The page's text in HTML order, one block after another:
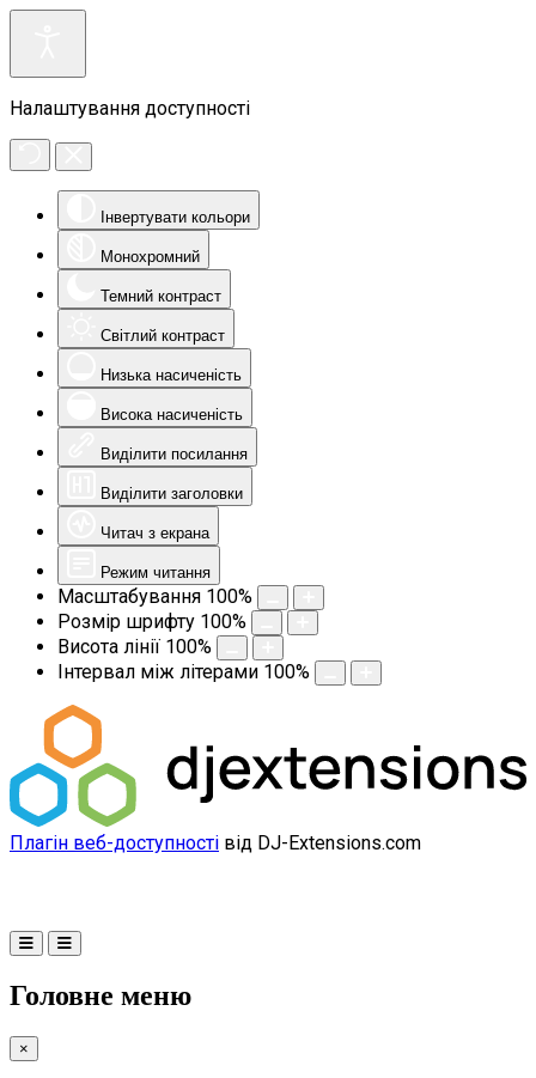
Налаштування доступності
Інвертувати кольори
Монохромний
Темний контраст
Світлий контраст
Низька насиченість
Висока насиченість
Виділити посилання
Виділити заголовки
Читач з екрана
Режим читання
Масштабування 100%
Розмір шрифту 100%
Висота лінії 100%
Інтервал між літерами 100%
Плагін веб-доступності від DJ-Extensions.com
Головне меню
×